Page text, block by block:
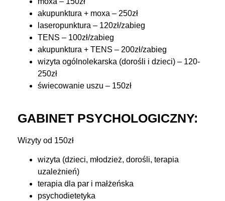
akupunktura + moxa – 250zł
laseropunktura – 120zł/zabieg
TENS – 100zł/zabieg
akupunktura + TENS – 200zł/zabieg
wizyta ogólnolekarska (dorośli i dzieci) – 120-
250zł
świecowanie uszu – 150zł
GABINET PSYCHOLOGICZNY:
Wizyty od 150zł
wizyta (dzieci, młodzież, dorośli, terapia
uzależnień)
terapia dla par i małżeńska
psychodietetyka